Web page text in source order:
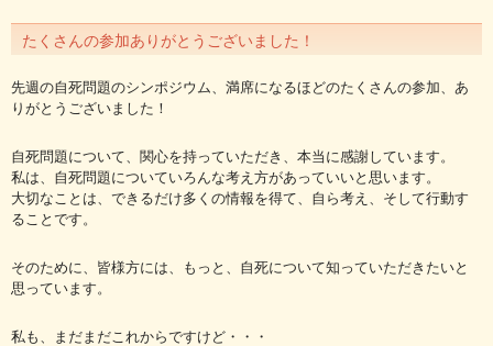
たくさんの参加ありがとうございました！
先週の自死問題のシンポジウム、満席になるほどのたくさんの参加、あ
りがとうございました！
自死問題について、関心を持っていただき、本当に感謝しています。
私は、自死問題についていろんな考え方があっていいと思います。
大切なことは、できるだけ多くの情報を得て、自ら考え、そして行動す
ることです。
そのために、皆様方には、もっと、自死について知っていただきたいと
思っています。
私も、まだまだこれからですけど・・・